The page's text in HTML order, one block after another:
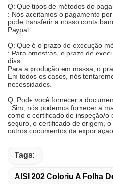
Q: Que tipos de métodos do
: Nós aceitamos o pagamento
pode transferir a nosso conta
Paypal.
Q: Que é o prazo de execução
: Para amostras, o prazo de
dias.
Para a produção em massa, o
Em todos os casos, nós
necessidades.
Q: Pode você fornecer a
: Sim, nós podemos fornecer a
como o certificado de inspeção/o
seguro, o certificado de origem,
outros documentos da
Tags:
AISI 202 Coloriu A Folha